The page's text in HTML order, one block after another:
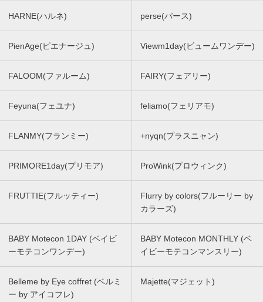
HARNE(ハルネ) perse(パース)
PienAge(ピエナージュ) Viewm1day(ビュームワンデー)
FALOOM(ファルーム) FAIRY(フェアリー)
Feyuna(フェユナ) feliamo(フェリアモ)
FLANMY(フランミー) +nyqn(プラスニャン)
PRIMORE1day(プリモア) ProWink(プロウィンク)
FRUTTIE(フルッティー)
Flurry by colors(フルーリー by
カラーズ)
BABY Motecon 1DAY (ベイビ
ーモテコンワンデー)
BABY Motecon MONTHLY (ベ
イビーモテコンマンスリー)
Belleme by Eye coffret (ベルミ
ー by アイコフレ)
Majette(マジェット)